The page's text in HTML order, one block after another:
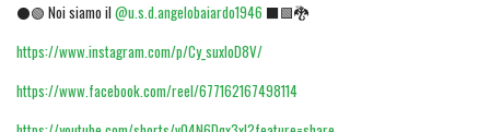
⚫🟢 Noi siamo il@u.s.d.angelobaiardo1946 ⬛🟩🐉
https://www.instagram.com/p/Cy_suxIoD8V/
https://www.facebook.com/reel/677162167498114